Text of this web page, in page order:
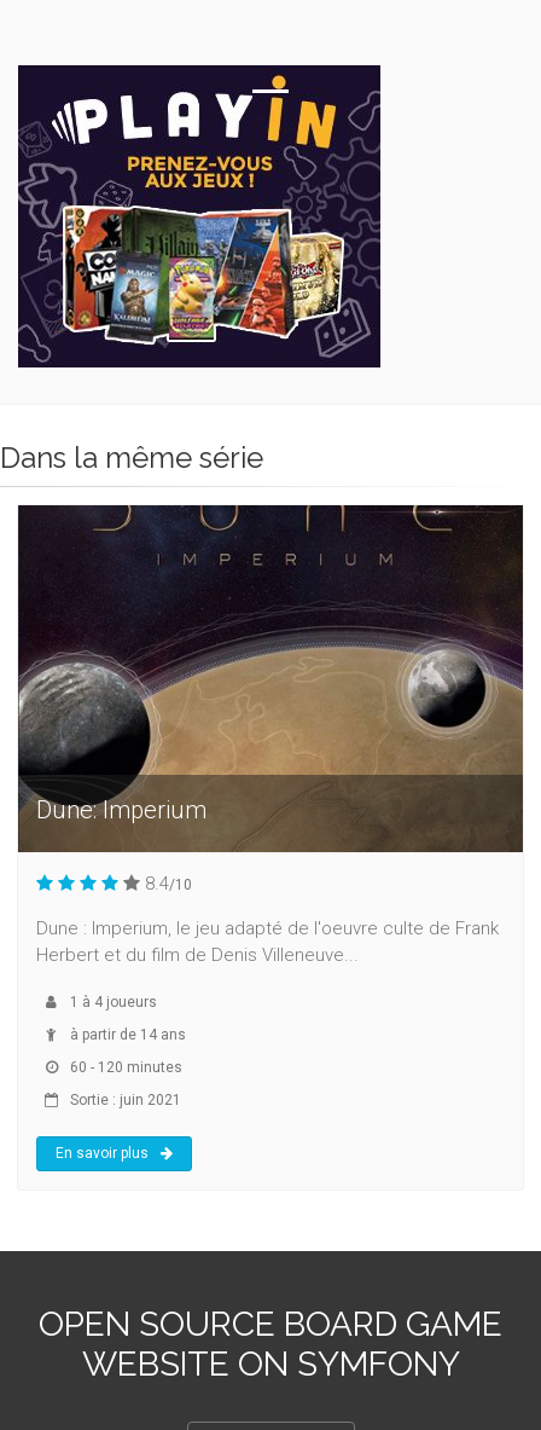
Dans la même série
Dune: Imperium
8.4/10
Dune : Imperium, le jeu adapté de l'oeuvre culte de Frank
Herbert et du film de Denis Villeneuve...
1 à 4 joueurs
à partir de 14 ans
60 - 120 minutes
Sortie : juin 2021
En savoir plus
OPEN SOURCE BOARD GAME
WEBSITE ON SYMFONY